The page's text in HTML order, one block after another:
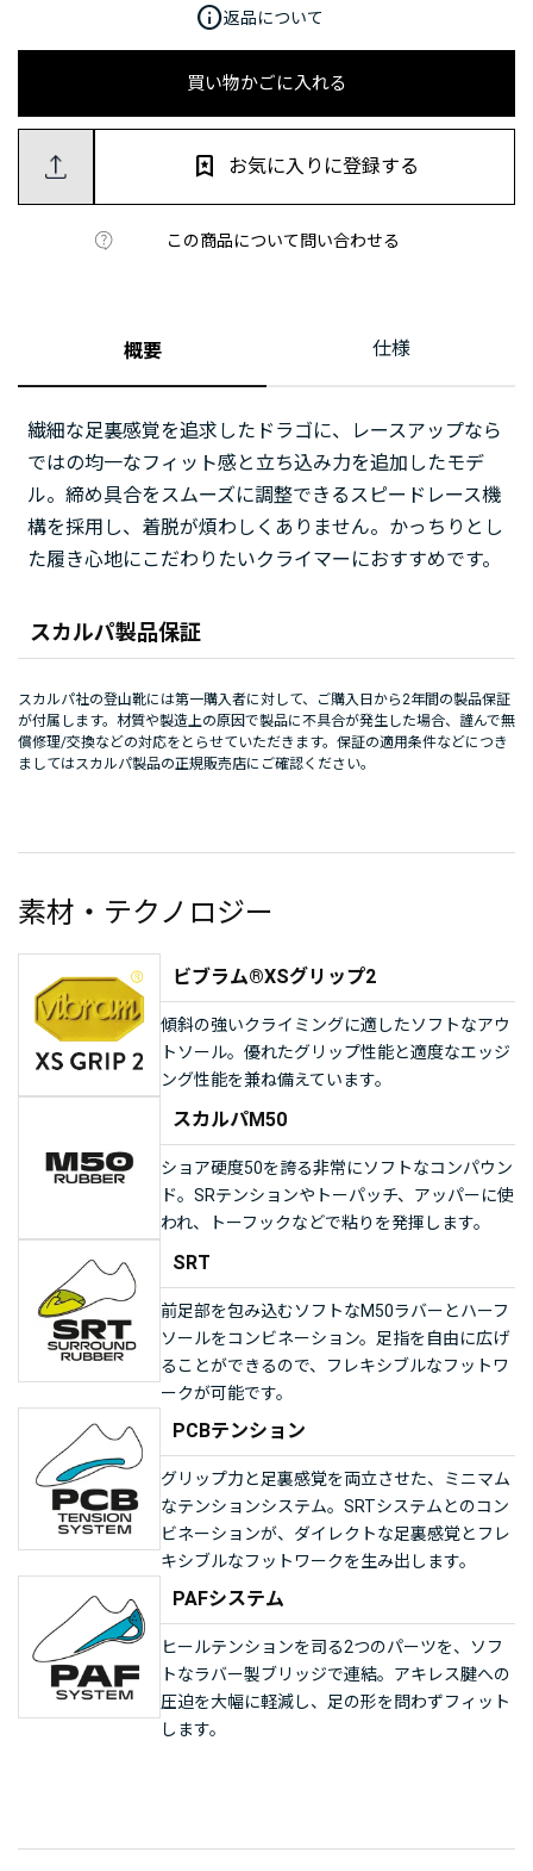
買い物かごに入れる
この商品について問い合わせる
お気に入りに登録する
info返品について
概要 仕様
繊細な足裏感覚を追求したドラゴに、レースアップなら
ではの均一なフィット感と立ち込み力を追加したモデ
ル。締め具合をスムーズに調整できるスピードレース機
構を採用し、着脱が煩わしくありません。かっちりとし
た履き心地にこだわりたいクライマーにおすすめです。
スカルパ製品保証
スカルパ社の登山靴には第一購入者に対して、ご購入日から2年間の製品保証
が付属します。材質や製造上の原因で製品に不具合が発生した場合、謹んで無
償修理/交換などの対応をとらせていただきます。保証の適用条件などにつき
ましてはスカルパ製品の正規販売店にご確認ください。
素材・テクノロジー
ビブラム®XSグリップ2
傾斜の強いクライミングに適したソフトなアウ
トソール。優れたグリップ性能と適度なエッジ
ング性能を兼ね備えています。
スカルパM50
ショア硬度50を誇る非常にソフトなコンパウン
ド。SRテンションやトーパッチ、アッパーに使
われ、トーフックなどで粘りを発揮します。
SRT
前足部を包み込むソフトなM50ラバーとハーフ
ソールをコンビネーション。足指を自由に広げ
ることができるので、フレキシブルなフットワ
ークが可能です。
PCBテンション
グリップ力と足裏感覚を両立させた、ミニマム
なテンションシステム。SRTシステムとのコン
ビネーションが、ダイレクトな足裏感覚とフレ
キシブルなフットワークを生み出します。
PAFシステム
ヒールテンションを司る2つのパーツを、ソフ
トなラバー製ブリッジで連結。アキレス腱への
圧迫を大幅に軽減し、足の形を問わずフィット
します。